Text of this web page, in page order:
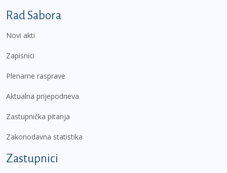
Podnožje prvi izbornik
Rad Sabora
Novi akti
Zapisnici
Plenarne rasprave
Aktualna prijepodneva
Zastupnička pitanja
Zakonodavna statistika
Zastupnici